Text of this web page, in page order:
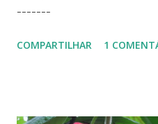
-------
COMPARTILHAR 1